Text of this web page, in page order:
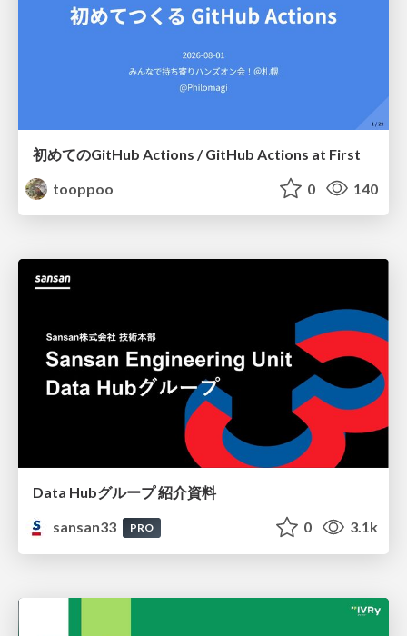
初めてのGitHub Actions / GitHub Actions at First
tooppoo
0 140
Data Hubグループ 紹介資料
sansan33
PRO 0 3.1k